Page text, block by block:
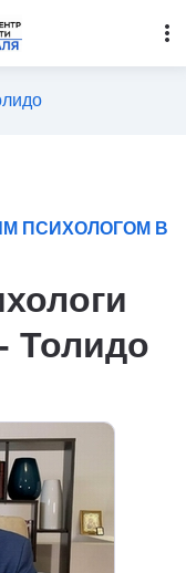
more_vert
ПСИХОЛОГОМ В
Толидо